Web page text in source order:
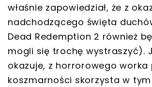
właśnie zapowiedział, że z
nadchodzącego święta
Dead Redemption 2 również
mogli się trochę wystraszyć).
okazuje, z horrorowego worka
koszmarności skorzysta w